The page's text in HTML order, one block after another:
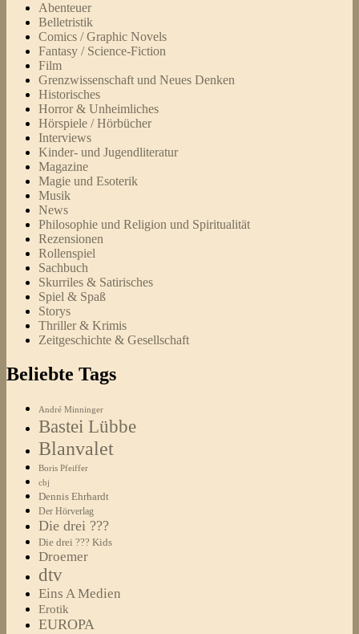
Abenteuer
Belletristik
Comics / Graphic Novels
Fantasy / Science-Fiction
Film
Grenzwissenschaft und Neues Denken
Historisches
Horror & Unheimliches
Hörspiele / Hörbücher
Interviews
Kinder- und Jugendliteratur
Magazine
Magie und Esoterik
Musik
News
Philosophie und Religion und Spiritualität
Rezensionen
Rollenspiel
Sachbuch
Skurriles & Satirisches
Spiel & Spaß
Storys
Thriller & Krimis
Zeitgeschichte & Gesellschaft
Beliebte Tags
André Minninger
Bastei Lübbe
Blanvalet
Boris Pfeiffer
cbj
Dennis Ehrhardt
Der Hörverlag
Die drei ???
Die drei ??? Kids
Droemer
dtv
Eins A Medien
Erotik
EUROPA